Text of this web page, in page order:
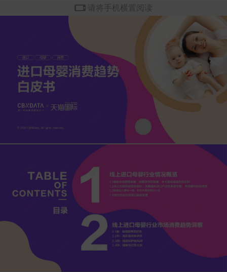
请将手机横置阅读